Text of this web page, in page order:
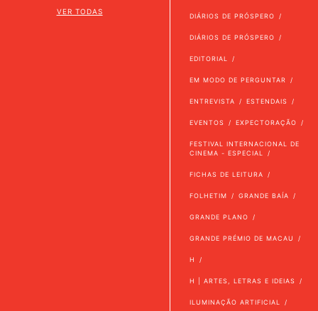
VER TODAS
DIÁRIOS DE PRÓSPERO
DIÁRIOS DE PRÓSPERO
EDITORIAL
EM MODO DE PERGUNTAR
ENTREVISTA ESTENDAIS
EVENTOS EXPECTORAÇÃO
FESTIVAL INTERNACIONAL DE
CINEMA - ESPECIAL
FICHAS DE LEITURA
FOLHETIM GRANDE BAÍA
GRANDE PLANO
GRANDE PRÉMIO DE MACAU
H
H | ARTES, LETRAS E IDEIAS
ILUMINAÇÃO ARTIFICIAL